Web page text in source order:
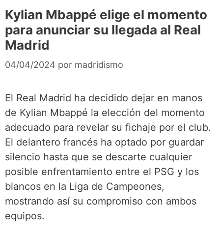
Kylian Mbappé elige el momento
para anunciar su llegada al Real
Madrid
04/04/2024 por madridismo
El Real Madrid ha decidido dejar en manos
de Kylian Mbappé la elección del momento
adecuado para revelar su fichaje por el club.
El delantero francés ha optado por guardar
silencio hasta que se descarte cualquier
posible enfrentamiento entre el PSG y los
blancos en la Liga de Campeones,
mostrando así su compromiso con ambos
equipos.